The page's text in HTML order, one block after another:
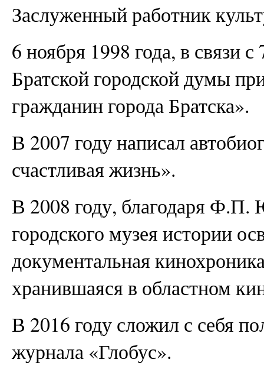
Заслуженный работник
6 ноября 1998 года, в связи
Братской городской думы
гражданин города Братска».
В 2007 году написал
счастливая жизнь».
В 2008 году, благодаря
городского музея истории
документальная
хранившаяся в областном
В 2016 году сложил с себя
журнала «Глобус».